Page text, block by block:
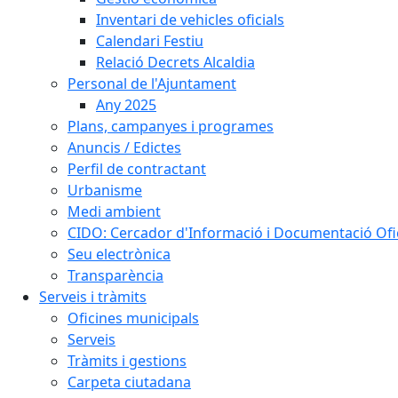
Inventari de vehicles oficials
Calendari Festiu
Relació Decrets Alcaldia
Personal de l'Ajuntament
Any 2025
Plans, campanyes i programes
Anuncis / Edictes
Perfil de contractant
Urbanisme
Medi ambient
CIDO: Cercador d'Informació i Documentació
Seu electrònica
Transparència
Serveis i tràmits
Oficines municipals
Serveis
Tràmits i gestions
Carpeta ciutadana